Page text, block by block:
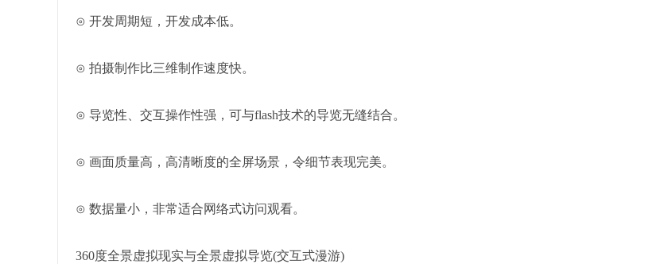
⊙ 开发周期短，开发成本低。
⊙ 拍摄制作比三维制作速度快。
⊙ 导览性、交互操作性强，可与flash技术的导览无缝结合。
⊙ 画面质量高，高清晰度的全屏场景，令细节表现完美。
⊙ 数据量小，非常适合网络式访问观看。
360度全景虚拟现实与全景虚拟导览(交互式漫游)